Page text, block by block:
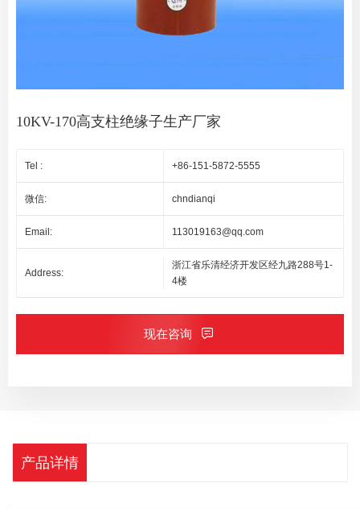
10KV-170高支柱绝缘子生产厂家
Tel : +86-151-5872-5555
微信: chndianqi
Email: 113019163@qq.com
Address:
浙江省乐清经济开发区经九路288号1-
4楼
现在咨询
产品详情